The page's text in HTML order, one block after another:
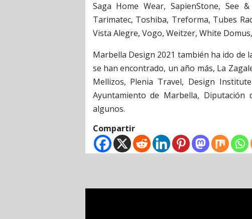
Saga Home Wear, SapienStone, See
Tarimatec, Toshiba, Treforma, Tubes
Vista Alegre, Vogo, Weitzer, White
Marbella Design 2021 también ha ido
se han encontrado, un año más, La
Mellizos, Plenia Travel, Design
Ayuntamiento de Marbella,
algunos.
Compartir